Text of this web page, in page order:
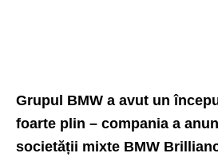
Grupul BMW a avut un
foarte plin – compania a
societății mixte BMW